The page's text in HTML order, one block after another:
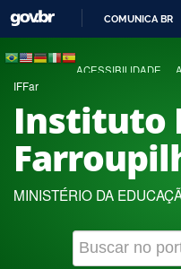
COMUNICA BR
ACESSIBILIDADE
IFFar
Instituto
MINISTÉRIO DA